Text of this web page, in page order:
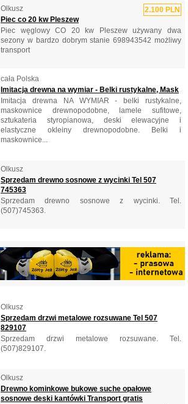
2.100 PLN
Olkusz
Piec co 20 kw Pleszew
Piec węglowy CO 20 kw Pleszew używany dwa
sezony w bardzo dobrym stanie 698943542 możliwy
transport
cała Polska
Imitacja drewna na wymiar - Belki rustykalne, Mask
Imitacja drewna NA WYMIAR - belki rustykalne,
maskownice drewnopodobne, lamele sufitowe,
sztukateria styropianowa, deski elewacyjne i
elastyczne okleiny drewnopodobne. Belki i
maskownice...
Olkusz
Sprzedam drewno sosnowe z wycinki Tel 507
745363
Sprzedam drewno sosnowe z wycinki. Tel.
(507)745363.
Olkusz
Sprzedam drzwi metalowe rozsuwane Tel 507
829107
Sprzedam drzwi metalowe rozsuwane. Tel.
(507)829107.
Olkusz
Drewno kominkowe bukowe suche opałowe
sosnowe deski kantówki Transport gratis